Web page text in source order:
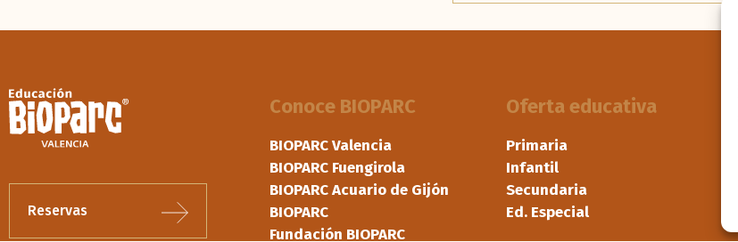
Reservas
Conoce BIOPARC
BIOPARC Valencia
BIOPARC Fuengirola
BIOPARC Acuario de Gijón
BIOPARC
Fundación BIOPARC
Oferta educativa
Primaria
Infantil
Secundaria
Ed. Especial